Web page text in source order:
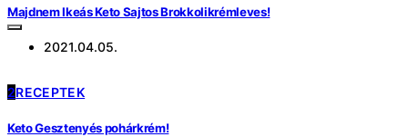
Majdnem Ikeás Keto Sajtos Brokkolikrémleves!
2021.04.05.
2RECEPTEK
Keto Gesztenyés pohárkrém!